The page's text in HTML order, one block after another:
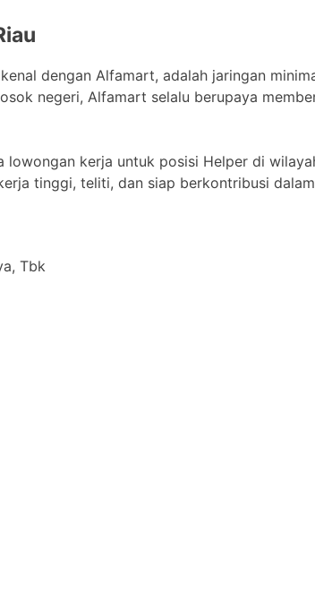
dengan Alfamart, adalah jaringan
negeri, Alfamart selalu berupaya
kerja untuk posisi Helper di
tinggi, teliti, dan siap berkontribusi
Tbk